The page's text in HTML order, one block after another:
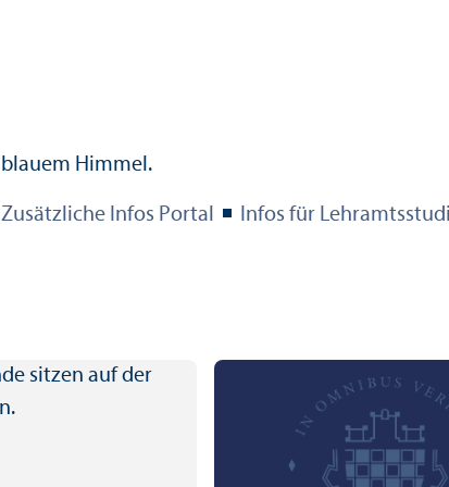
Zusätzliche Infos Portal Infos für